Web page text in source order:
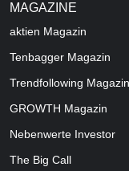
MAGAZINE
aktien Magazin
Tenbagger Magazin
Trendfollowing Magazin
GROWTH Magazin
Nebenwerte Investor
The Big Call